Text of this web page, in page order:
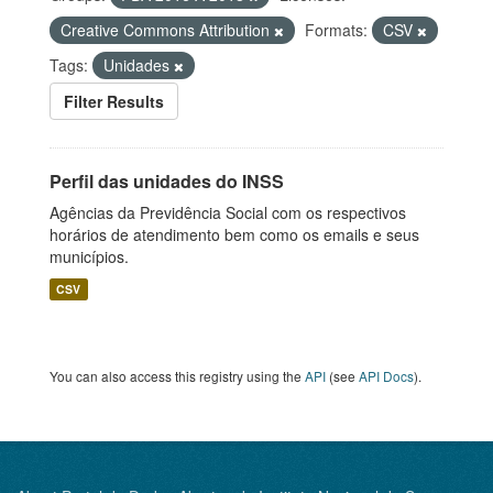
Creative Commons Attribution
Formats:
CSV
Tags:
Unidades
Filter Results
Perfil das unidades do INSS
Agências da Previdência Social com os respectivos
horários de atendimento bem como os emails e seus
municípios.
CSV
You can also access this registry using the API (see API Docs).